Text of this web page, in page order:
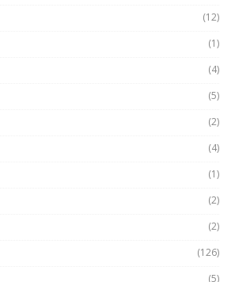
(12)
(1)
(4)
(5)
(2)
(4)
(1)
(2)
(2)
(126)
(5)